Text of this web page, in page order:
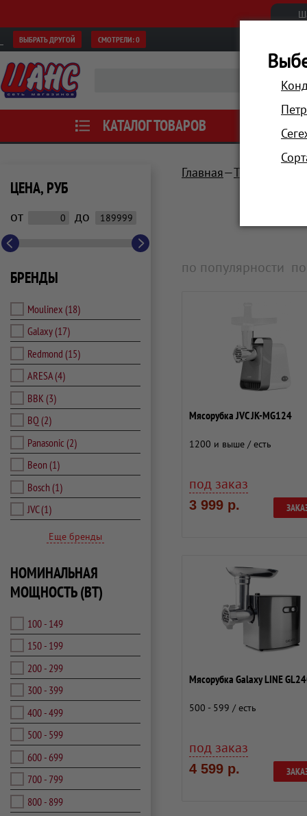
ВЫБРАТЬ ДРУГОЙ СМОТРЕЛИ:0
КАТАЛОГ ТОВАРОВ АКЦИИ
ЦЕНА, РУБ
от до
БРЕНДЫ
Moulinex (18)
Galaxy(17)
Redmond (15)
ARESA(4)
BBK (3)
BQ (2)
Panasonic (2)
Beon (1)
Bosch (1)
JVC(1)
Еще бренды
НОМИНАЛЬНАЯ
МОЩНОСТЬ (ВТ)
100 - 149
150 - 199
200 - 299
300 - 399
400 - 499
500 - 599
600 - 699
700 - 799
800 - 899
Главная Техника для
по популярности
Мясорубка JVC JK-MG124
1200 и выше / есть
под заказ
3 999 р.
Мясорубка Galaxy LINE
500 - 599 / есть
под заказ
4 599 р.